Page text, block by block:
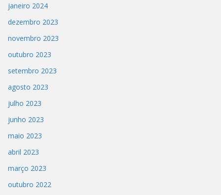
janeiro 2024
dezembro 2023
novembro 2023
outubro 2023
setembro 2023
agosto 2023
julho 2023
junho 2023
maio 2023
abril 2023
março 2023
outubro 2022